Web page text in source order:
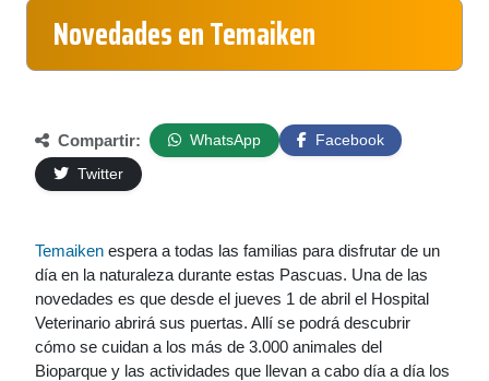
Novedades en Temaiken
Compartir: WhatsApp
Facebook
Twitter
Temaiken espera a todas las familias para disfrutar de un
día en la naturaleza durante estas Pascuas. Una de las
novedades es que desde el jueves 1 de abril el Hospital
Veterinario abrirá sus puertas. Allí se podrá descubrir
cómo se cuidan a los más de 3.000 animales del
Bioparque y las actividades que llevan a cabo día a día los